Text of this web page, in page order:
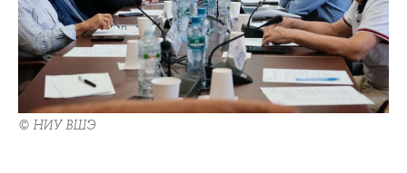
© НИУ ВШЭ